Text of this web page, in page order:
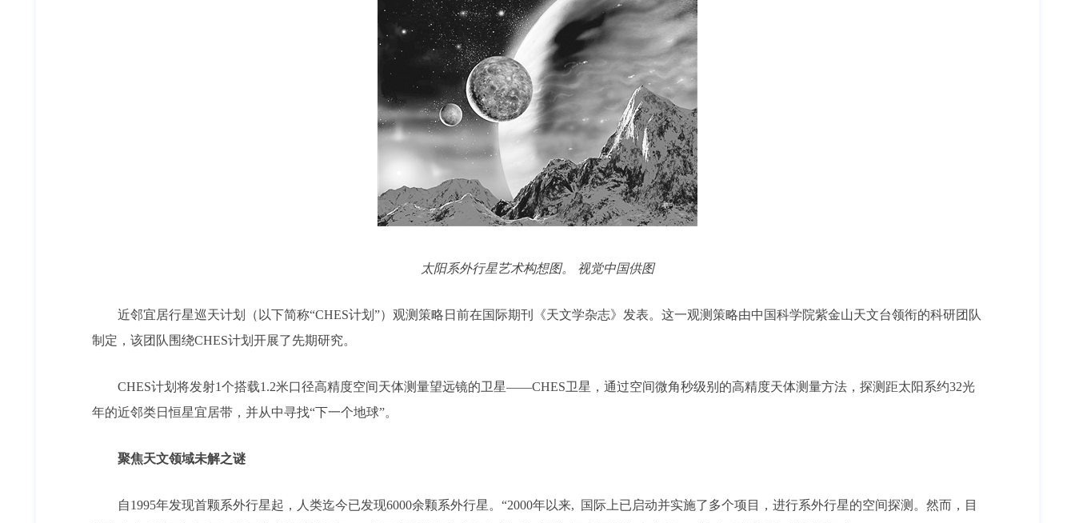
太阳系外行星艺术构想图。 视觉中国供图
近邻宜居行星巡天计划（以下简称“CHES计划”）观测策略日前在国际期刊《天文学杂志》发表。这一观测策略由中国科学院紫金山天文台领衔的科研团队
制定，该团队围绕CHES计划开展了先期研究。
CHES计划将发射1个搭载1.2米口径高精度空间天体测量望远镜的卫星——CHES卫星，通过空间微角秒级别的高精度天体测量方法，探测距太阳系约32光
年的近邻类日恒星宜居带，并从中寻找“下一个地球”。
聚焦天文领域未解之谜
自1995年发现首颗系外行星起，人类迄今已发现6000余颗系外行星。“2000年以来, 国际上已启动并实施了多个项目，进行系外行星的空间探测。然而，目